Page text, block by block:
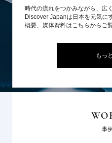
時代の流れをつかみながら、広
Discover Japanは日本を元気に
概要、媒体資料はこちらからご
もっ
事